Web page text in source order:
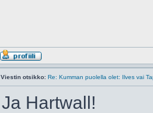
Viestin otsikko: Re: Kumman puolella olet: Ilves vai
Ja Hartwall!